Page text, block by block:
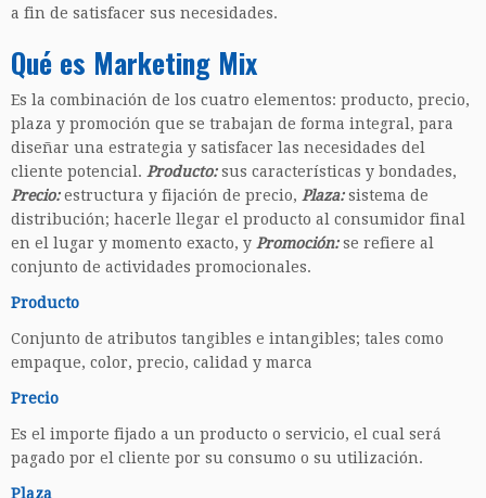
a fin de satisfacer sus necesidades.
Qué es Marketing Mix
Es la combinación de los cuatro elementos: producto, precio,
plaza y promoción que se trabajan de forma integral, para
diseñar una estrategia y satisfacer las necesidades del
cliente potencial. Producto:sus características y bondades,
Precio:estructura y fijación de precio, Plaza:sistema de
distribución; hacerle llegar el producto al consumidor final
en el lugar y momento exacto, y Promoción:se refiere al
conjunto de actividades promocionales.
Producto
Conjunto de atributos tangibles e intangibles; tales como
empaque, color, precio, calidad y marca
Precio
Es el importe fijado a un producto o servicio, el cual será
pagado por el cliente por su consumo o su utilización.
Plaza